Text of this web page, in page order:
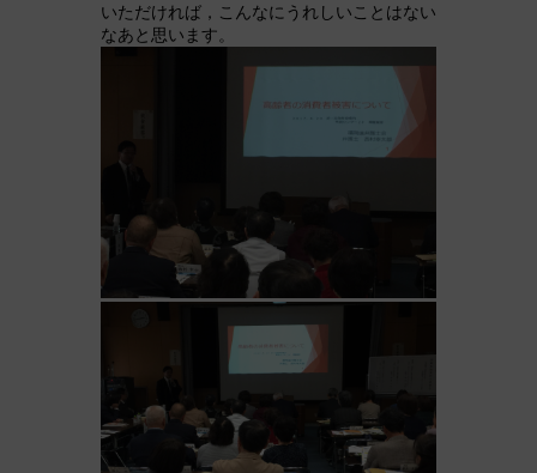
いただければ，こんなにうれしいことはない
なあと思います。